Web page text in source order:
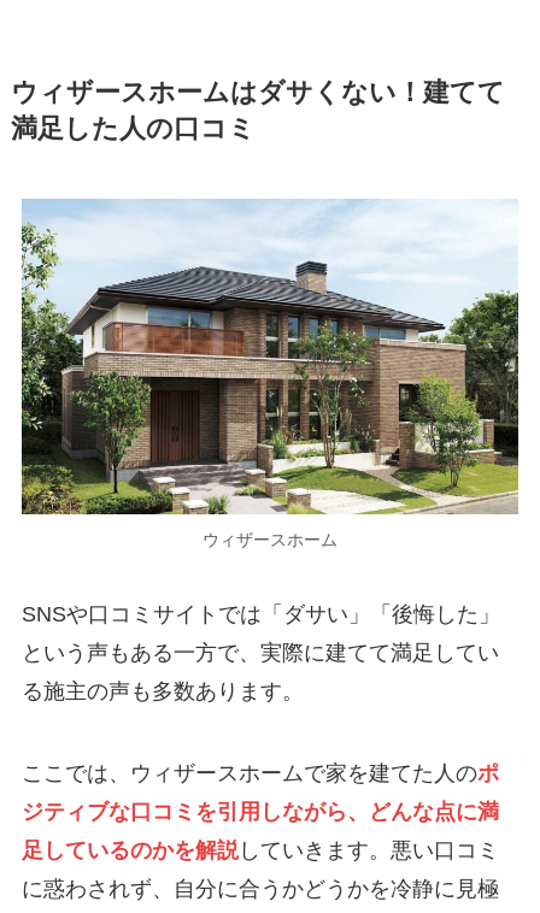
ウィザースホームはダサくない！建てて
満足した人の口コミ
ウィザースホーム
SNSや口コミサイトでは「ダサい」「後悔した」
という声もある一方で、実際に建てて満足してい
る施主の声も多数あります。
ここでは、ウィザースホームで家を建てた人のポ
ジティブな口コミを引用しながら、どんな点に満
足しているのかを解説していきます。悪い口コミ
に惑わされず、自分に合うかどうかを冷静に見極